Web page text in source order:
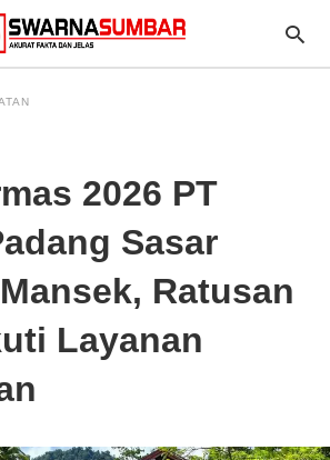
2026 PT
Sasar
Ratusan
Layanan